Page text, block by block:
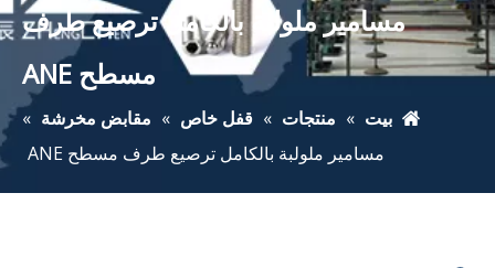
مسامير ملولبة بالكامل ترصيع طرف
مسطح ANE
بيت » منتجات » قفل خاص » مقابض مخرشة »
مسامير ملولبة بالكامل ترصيع طرف مسطح ANE